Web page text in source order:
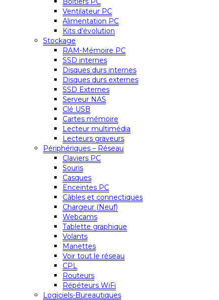
Ventilateur PC
Alimentation PC
Kits d’évolution
Stockage
RAM-Mémoire PC
SSD internes
Disques durs internes
Disques durs externes
SSD Externes
Serveur NAS
Clé USB
Cartes mémoire
Lecteur multimédia
Lecteurs graveurs
Périphériques – Réseau
Claviers PC
Souris
Casques
Enceintes PC
Câbles et connectiques
Chargeur (Neuf)
Webcams
Tablette graphique
Volants
Manettes
Voir tout le réseau
CPL
Routeurs
Répéteurs WiFi
Logiciels-Bureautiques